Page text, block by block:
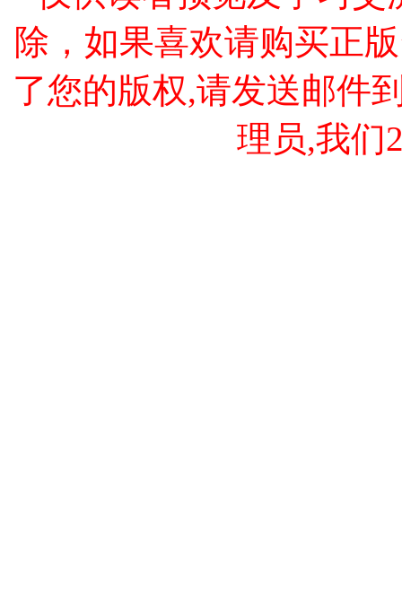
除，如果喜欢请购买正
了您的版权,请发送邮件
理员,我们